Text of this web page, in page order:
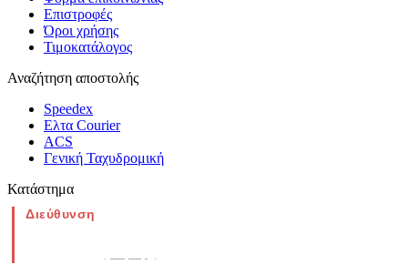
Επιστροφές
Όροι χρήσης
Τιμοκατάλογος
Αναζήτηση αποστολής
Speedex
Ελτα Courier
ACS
Γενική Ταχυδρομική
Κατάστημα
Διεύθυνση